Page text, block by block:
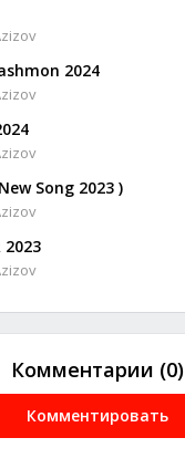
2024
Song 2023 )
2023
Комментарии (0)
Комментировать